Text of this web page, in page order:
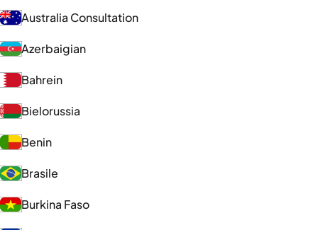
Australia Consultation
Azerbaigian
Bahrein
Bielorussia
Benin
Brasile
Burkina Faso